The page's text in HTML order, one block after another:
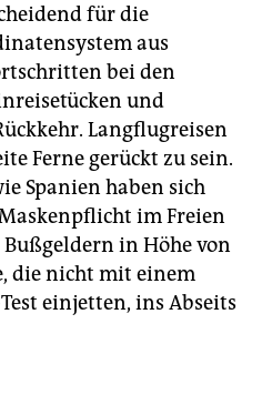
für die
aus
bei den
und
Langflugreisen
Ferne gerückt zu sein.
Spanien haben sich
im Freien
in Höhe von
die nicht mit einem
einjetten, ins Abseits